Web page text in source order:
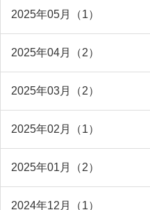
2025年05月（1）
2025年04月（2）
2025年03月（2）
2025年02月（1）
2025年01月（2）
2024年12月（1）